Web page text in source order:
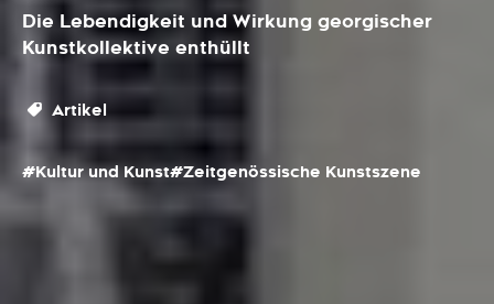
Die Lebendigkeit und Wirkung georgischer
Kunstkollektive enthüllt
Artikel
#Kultur und Kunst#Zeitgenössische Kunstszene